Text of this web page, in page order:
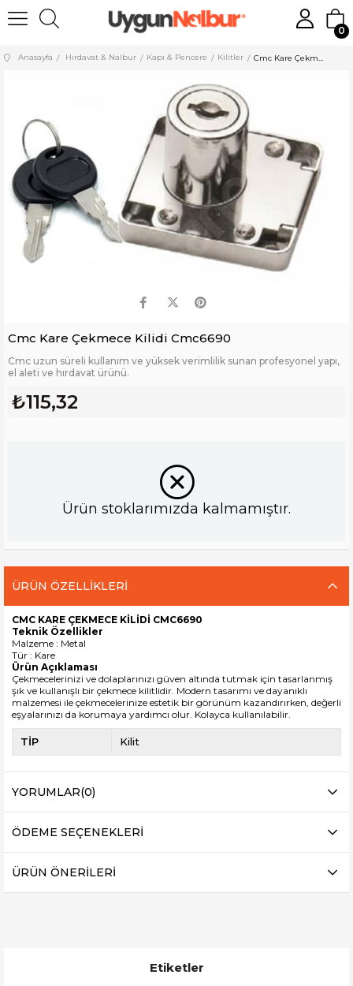
0
Anasayfa Hırdavat & Nalbur Kapı & Pencere Kilitler
Cmc Kare Çekmece Kilidi Cmc6690
Cmc uzun süreli kullanım ve yüksek verimlilik sunan profesyonel yapı,
el aleti ve hırdavat ürünü.
₺115,32
Ürün stoklarımızda kalmamıştır.
ÜRÜN ÖZELLIKLERI
CMC KARE ÇEKMECE KİLİDİ CMC6690
Teknik Özellikler
Malzeme : Metal
Tür : Kare
Ürün Açıklaması
Çekmecelerinizi ve dolaplarınızı güven altında tutmak için tasarlanmış
şık ve kullanışlı bir çekmece kilitlidir. Modern tasarımı ve dayanıklı
malzemesi ile çekmecelerinize estetik bir görünüm kazandırırken, değerli
eşyalarınızı da korumaya yardımcı olur. Kolayca kullanılabilir.
TİP Kilit
YORUMLAR(0)
ÖDEME SEÇENEKLERI
ÜRÜN ÖNERILERI
Etiketler